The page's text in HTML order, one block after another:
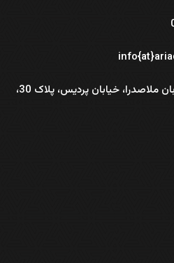
تهران، میدان ونک، خیابان ملاصدرا، خیابان پردیس، پلاک 30،